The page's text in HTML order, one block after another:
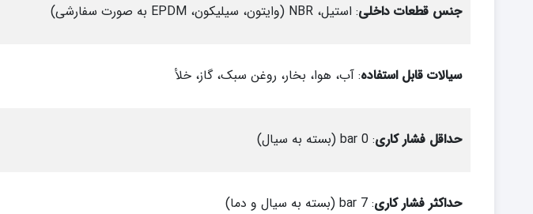
جنس قطعات داخلی: استیل، NBR (وایتون، سیلیکون، EPDM به صورت سفارشی)
سیالات قابل استفاده: آب، هوا، بخار، روغن سبک، گاز، خلأ
حداقل فشار کاری: 0 bar (بسته به سیال)
حداکثر فشار کاری: 7 bar (بسته به سیال و دما)